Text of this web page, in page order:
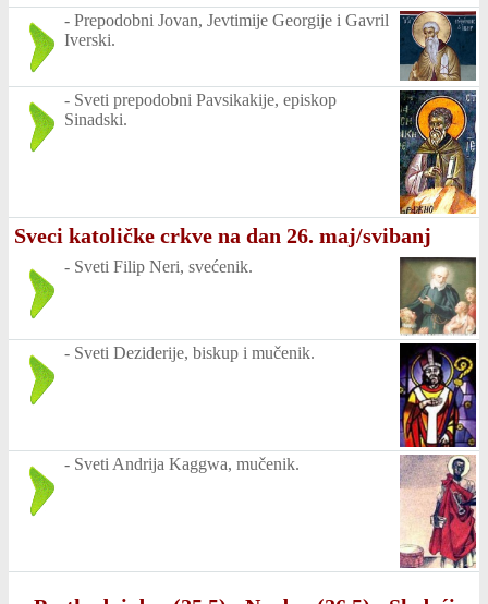
- Prepodobni Jovan, Jevtimije Georgije i Gavril
Iverski.
- Sveti prepodobni Pavsikakije, episkop
Sinadski.
Sveci katoličke crkve na dan 26. maj/svibanj
- Sveti Filip Neri, svećenik.
- Sveti Deziderije, biskup i mučenik.
- Sveti Andrija Kaggwa, mučenik.